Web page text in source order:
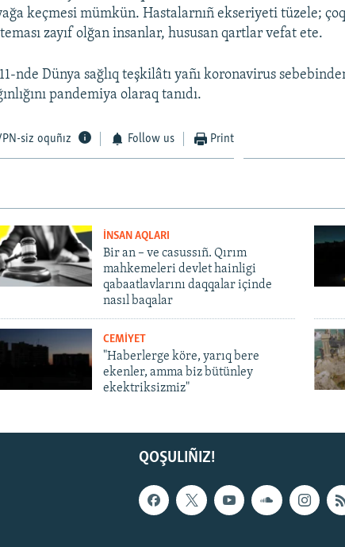
keçmesi mümkün. Hastalarnıñ ekseriyeti tüzele;
zayıf olğan insanlar, hususan qartlar vefat ete.
nde Dünya sağlıq teşkilâtı yañı koronavirus
pandemiya olaraq tanıdı.
siz oquñız Follow us Print
İNSAN AQLARI
Bir an – ve casussıñ. Qırım
mahkemeleri devlet hainligi
qabaatlavlarını daqqalar içinde
nasıl baqalar
CEMİYET
"Haberlerge köre, yarıq bere
ekenler, amma biz bütünley
ekektriksizmiz"
QOŞULIÑIZ!